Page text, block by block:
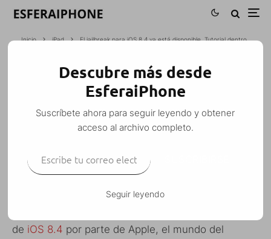
Inicio iPad El jailbreak para iOS 8.4 ya está disponible. Tutorial dentro
EL JAILBREAK PARA IOS 8.4 YA ESTÁ
DISPONIBLE. TUTORIAL DENTRO
M. Alejandro W. García Fuentes (Esfera) ·
iPhone iPod Touch Noticias · 30 junio, 2015
de iOS 8.4 por parte de Apple, el mundo del
Descubre más desde
EsferaiPhone
Suscríbete ahora para seguir leyendo y obtener
acceso al archivo completo.
Seguir leyendo